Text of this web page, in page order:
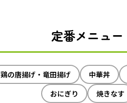
定番メニュー
鶏の唐揚げ・竜田揚げ 中華丼
おにぎり
焼きなす